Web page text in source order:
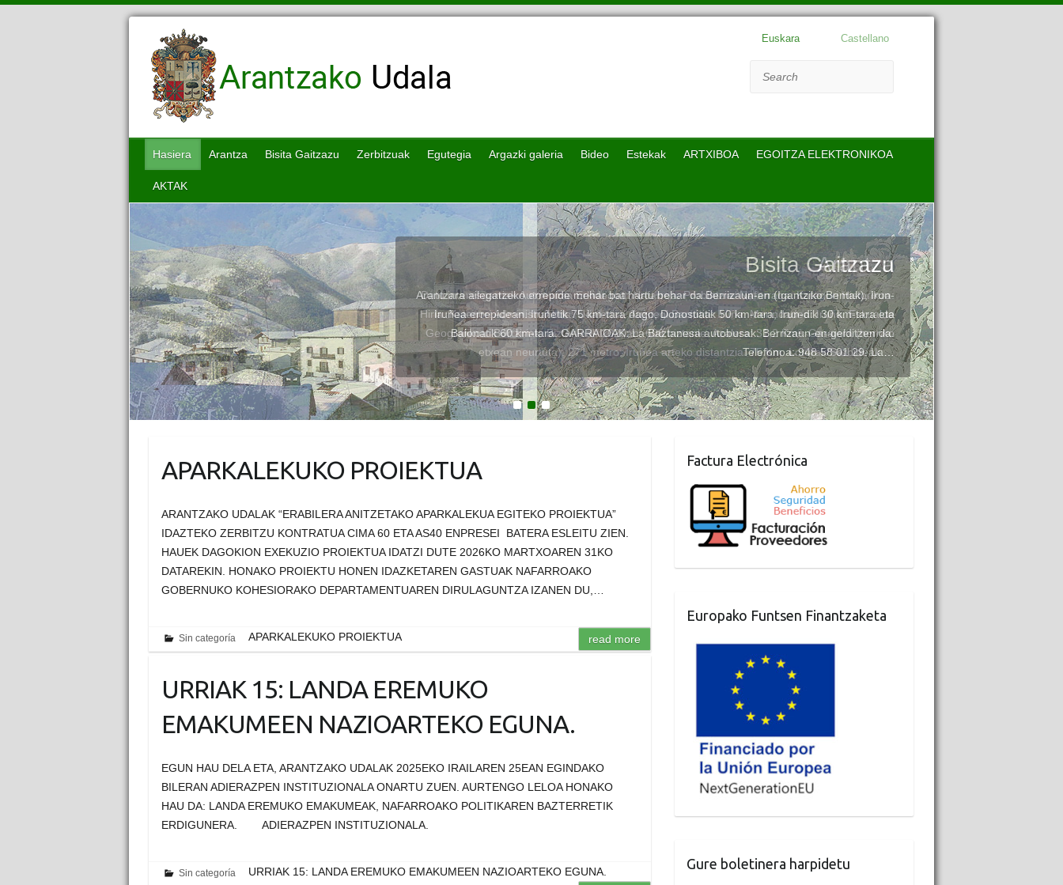
Euskara Castellano
Hasiera Arantza Bisita Gaitzazu Zerbitzuak Egutegia Argazki galeria Bideo Estekak ARTXIBOA EGOITZA ELEKTRONIKOA
AKTAK
Bisita Gaitzazu
Arantzara ailegatzeko errepide mehar bat hartu behar da Berrizaun-en (Igantziko Bentak), Irun-
Iruñea errepidean. Iruñetik 75 km-tara dago, Donostiatik 50 km-tara, Irun-dik 30 km-tara eta
Baionatik 60 km-tara. GARRAIOAK: La Baztanesa autobusak: Berrizaun-en gelditzen da.
Telefonoa: 948 58 01 29. La…
1 2 3
APARKALEKUKO PROIEKTUA
ARANTZAKO UDALAK “ERABILERA ANITZETAKO APARKALEKUA EGITEKO PROIEKTUA”
IDAZTEKO ZERBITZU KONTRATUA CIMA 60 ETA AS40 ENPRESEI BATERA ESLEITU ZIEN.
HAUEK DAGOKION EXEKUZIO PROIEKTUA IDATZI DUTE 2026KO MARTXOAREN 31KO
DATAREKIN. HONAKO PROIEKTU HONEN IDAZKETAREN GASTUAK NAFARROAKO
GOBERNUKO KOHESIORAKO DEPARTAMENTUAREN DIRULAGUNTZA IZANEN DU,…
Sin categoría APARKALEKUKO PROIEKTUA read more
URRIAK 15: LANDA EREMUKO
EMAKUMEEN NAZIOARTEKO EGUNA.
EGUN HAU DELA ETA, ARANTZAKO UDALAK 2025EKO IRAILAREN 25EAN EGINDAKO
BILERAN ADIERAZPEN INSTITUZIONALA ONARTU ZUEN. AURTENGO LELOA HONAKO
HAU DA: LANDA EREMUKO EMAKUMEAK, NAFARROAKO POLITIKAREN BAZTERRETIK
ERDIGUNERA. ADIERAZPEN INSTITUZIONALA.
Sin categoría
URRIAK 15: LANDA EREMUKO EMAKUMEEN NAZIOARTEKO EGUNA.
Factura Electrónica
Europako Funtsen Finantzaketa
Gure boletinera harpidetu